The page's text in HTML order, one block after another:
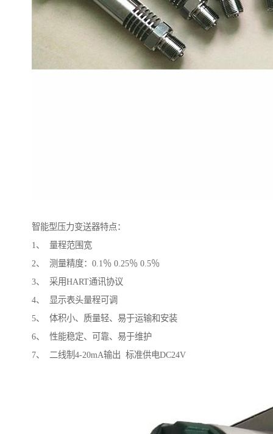
智能型压力变送器特点：
1、 量程范围宽
2、 测量精度：0.1％ 0.25％ 0.5％
3、 采用HART通讯协议
4、 显示表头量程可调
5、 体积小、质量轻、易于运输和安装
6、 性能稳定、可靠、易于维护
7、 二线制4-20mA输出 标准供电DC24V